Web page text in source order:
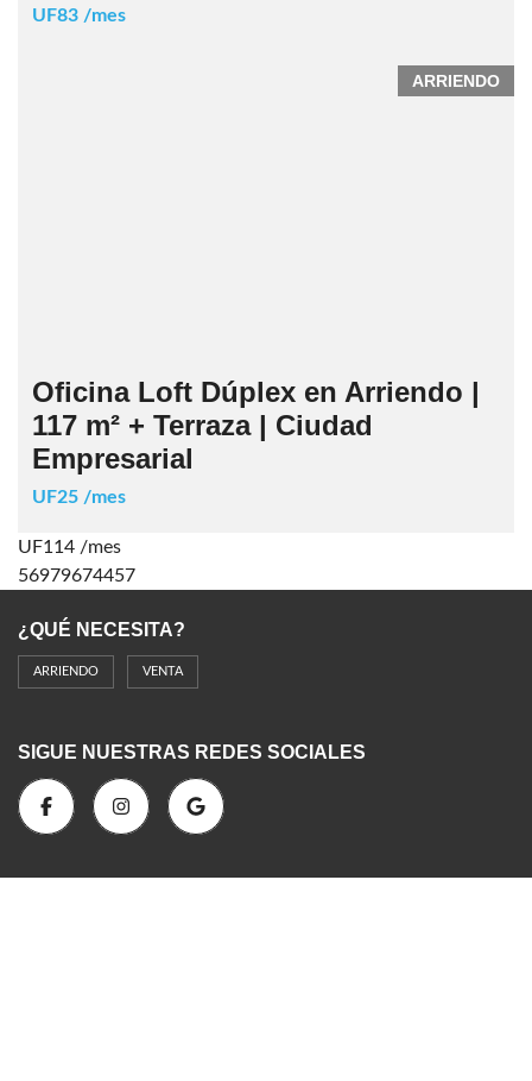
UF83 /mes
ARRIENDO
Oficina Loft Dúplex en Arriendo |
117 m² + Terraza | Ciudad
Empresarial
UF25 /mes
UF114 /mes
56979674457
¿QUÉ NECESITA?
ARRIENDO VENTA
SIGUE NUESTRAS REDES SOCIALES